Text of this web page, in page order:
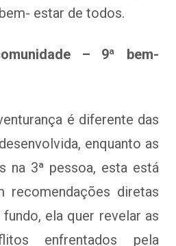
estar de todos.
– 9ª bem-
é diferente das
enquanto as
na 3ª pessoa, esta está
recomendações diretas
ela quer revelar as
enfrentados pela